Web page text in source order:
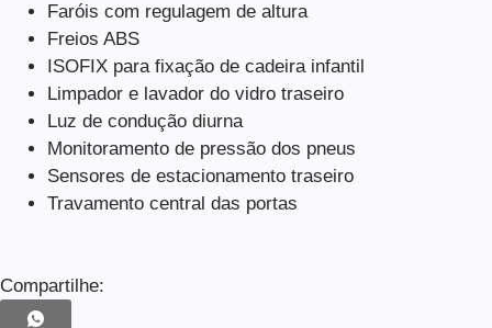
Faróis com regulagem de altura
Freios ABS
ISOFIX para fixação de cadeira infantil
Limpador e lavador do vidro traseiro
Luz de condução diurna
Monitoramento de pressão dos pneus
Sensores de estacionamento traseiro
Travamento central das portas
Compartilhe: